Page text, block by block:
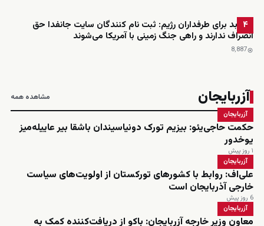
۴
خبر بد برای طرفداران رژیم: ثبت نام کنندگان سایت جانفدا حق
انصراف ندارند و راهی جنگ زمینی با آمریکا می‌شوند
8٬887
آزربایجان مشاهده همه
آزربایجان
حکمت حاجی‌یئو: بیزیم تورک دونیاسیندان باشقا بیر عاییله‌میز
یوخدور
۱ روز پیش
آزربایجان
علی‌اف: روابط با کشورهای تورکستان از اولویت‌های سیاست
خارجی آذربایجان است
6 روز پیش
آزربایجان
معاون وزیر خارجه آزربایجان: باکو از دریافت‌کننده کمک به